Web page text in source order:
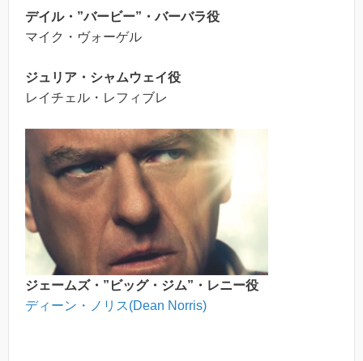
デイル・”バービー”・バーバラ役
マイク・ヴォーゲル
ジュリア・シャムウェイ役
レイチェル・レフィブレ
ジェームズ・”ビッグ・ジム”・レニー役
ディーン・ノリス(Dean Norris)